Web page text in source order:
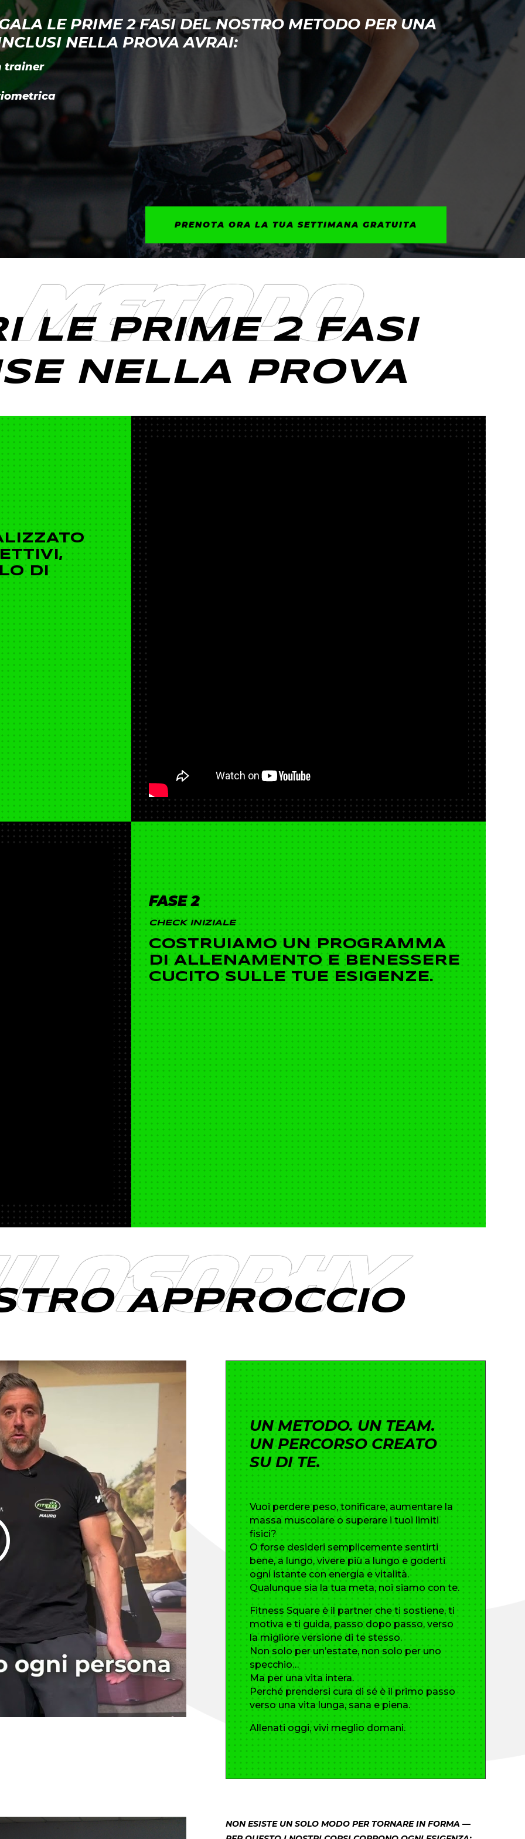
LE PRIME 2 FASI DEL NOSTRO METODO PER UNA
NELLA PROVA AVRAI:
trainer
PRENOTA ORA LA TUA SETTIMANA GRATUITA
LE PRIME 2 FASI
NELLA PROVA
DI
FASE 2
CHECK INIZIALE
COSTRUIAMO UN PROGRAMMA
DI ALLENAMENTO E BENESSERE
CUCITO SULLE TUE ESIGENZE.
APPROCCIO
UN METODO. UN TEAM.
UN PERCORSO CREATO
SU DI TE.
Vuoi perdere peso, tonificare, aumentare la
massa muscolare o superare i tuoi limiti
fisici?
O forse desideri semplicemente sentirti
bene, a lungo, vivere più a lungo e goderti
ogni istante con energia e vitalità.
Qualunque sia la tua meta, noi siamo con te.
Fitness Square è il partner che ti sostiene, ti
motiva e ti guida, passo dopo passo, verso
la migliore versione di te stesso.
Non solo per un’estate, non solo per uno
specchio…
Ma per una vita intera.
Perché prendersi cura di sé è il primo passo
verso una vita lunga, sana e piena.
Allenati oggi, vivi meglio domani.
NON ESISTE UN SOLO MODO PER TORNARE IN FORMA —